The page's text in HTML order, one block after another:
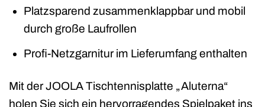
Platzsparend zusammenklappbar und mobil
durch große Laufrollen
Profi-Netzgarnitur im Lieferumfang enthalten
Mit der JOOLA Tischtennisplatte „Aluterna“
holen Sie sich ein hervorragendes Spielpaket ins